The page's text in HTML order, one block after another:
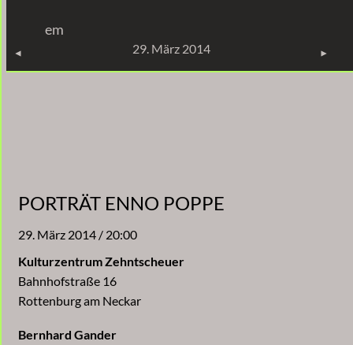
springen
em
29. März 2014
PORTRÄT ENNO POPPE
29. März 2014 / 20:00
Kulturzentrum Zehntscheuer
Bahnhofstraße 16
Rottenburg am Neckar
Bernhard Gander